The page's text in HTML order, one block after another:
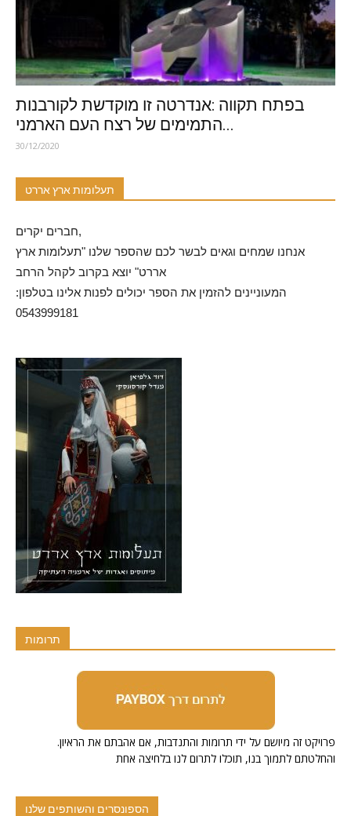
בפתח תקווה :אנדרטה זו מוקדשת לקורבנות
התמימים של רצח העם הארמני...
30/12/2020
תעלומות ארץ אררט
חברים יקרים,
אנחנו שמחים וגאים לבשר לכם שהספר שלנו "תעלומות ארץ
אררט" יוצא בקרוב לקהל הרחב
המעוניינים להזמין את הספר יכולים לפנות אלינו בטלפון:
0543999181
תרומות
.פרויקט זה מיושם על ידי תרומות והתנדבות, אם אהבתם את הראיון
והחלטתם לתמוך בנו, תוכלו לתרום לנו בלחיצה אחת
הספונסרים והשותפים שלנו